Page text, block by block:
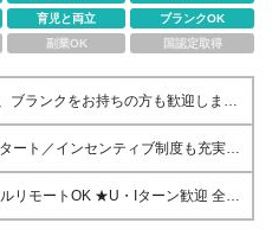
育児と両立
ブランクOK
副業OK 国認定取得
ブランクをお持ちの方も歓迎しま
経験がある方は、業界を問わず歓
務経験がない方もご応募いただけま
ご活躍いただけます〜 ◎法人営業
拓・既存顧客対応いずれか、または
ート／インセンティブ制度も充実
円＋残業代＋インセンティブ（年4
昇給率最大18%実績あり ●インセ
モートOK ★U・Iターン歓迎 全国
なたの「働きたい！」を叶えられる